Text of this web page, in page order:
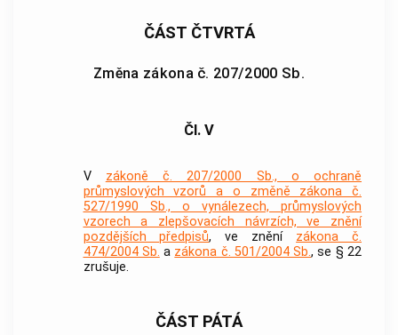
ČÁST ČTVRTÁ
Změna zákona č. 207/2000 Sb.
Čl. V
V zákoně č. 207/2000 Sb., o ochraně
průmyslových vzorů a o změně zákona č.
527/1990 Sb., o vynálezech, průmyslových
vzorech a zlepšovacích návrzích, ve znění
pozdějších předpisů, ve znění zákona č.
474/2004 Sb. a zákona č. 501/2004 Sb., se § 22
zrušuje.
ČÁST PÁTÁ